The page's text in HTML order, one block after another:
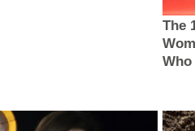
The